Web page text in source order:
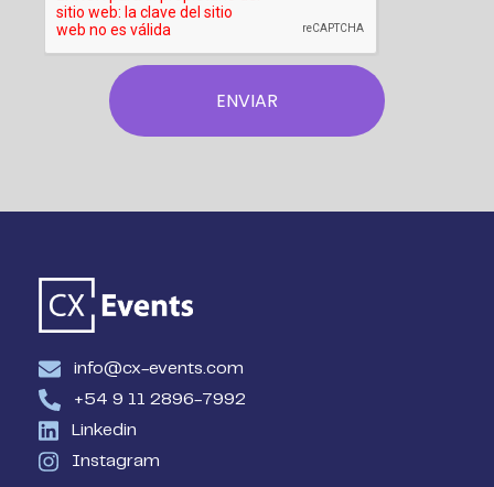
info@cx-events.com
+54 9 11 2896-7992
Linkedin
Instagram